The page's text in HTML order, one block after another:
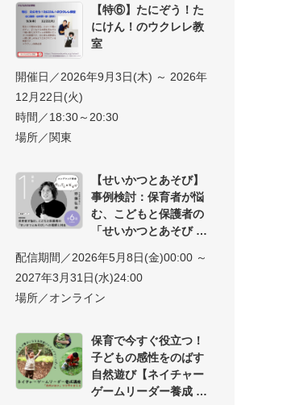
【特⑥】たにぞう！た
にけん！のウクレレ教
室
開催日／2026年9月3日(木) ～ 2026年
12月22日(火)
時間／18:30～20:30
場所／関東
【せいかつとあそび】
事例検討：保育者が悩
む、こどもと保護者の
「せいかつとあそび
配信期間／2026年5月8日(金)00:00 ～
2027年3月31日(水)24:00
場所／オンライン
保育で今すぐ役立つ！
子どもの感性をのばす
自然遊び【ネイチャー
ゲームリーダー養成